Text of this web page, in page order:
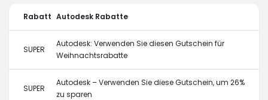
Rabatt Autodesk Rabatte
SUPER
Autodesk: Verwenden Sie diesen Gutschein für
Weihnachtsrabatte
SUPER
Autodesk – Verwenden Sie diese Gutschein, um 26%
zu sparen